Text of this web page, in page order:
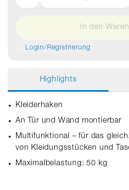
In den
Login/Registrierung
Highlights
Kleiderhaken
An Tür und Wand montierbar
Multifunktional – für das
von Kleidungsstücken und
Maximalbelastung: 50 kg